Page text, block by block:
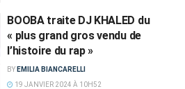
BOOBA traite DJ KHALED du
« plus grand gros vendu de
l’histoire du rap »
BY EMILIA BIANCARELLI
19 JANVIER 2024 À 10H52